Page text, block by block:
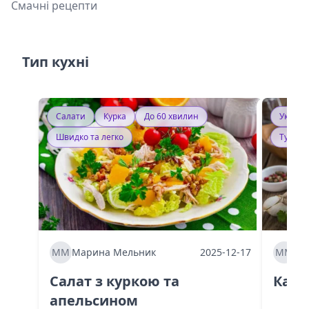
Смачні рецепти
Тип кухні
Салати Курка
До 60 хвилин
Швидко та легко
ММ Марина Мельник 2025-12-17
Салат з куркою та
апельсином
ММ